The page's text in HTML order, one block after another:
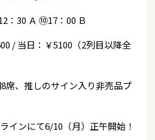
：30 Ａ ⑩17：00 Ｂ
/ 当日：￥5100（2列目以降全
席、推しのサイン入り非売品プ
インにて6/10（月）正午開始！